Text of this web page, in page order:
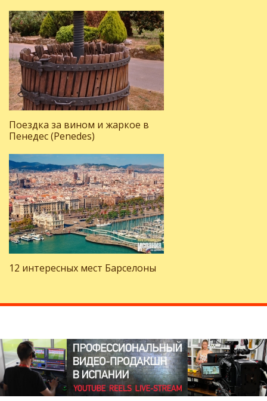
Поездка за вином и жаркое в
Пенедес (Penedes)
12 интересных мест Барселоны